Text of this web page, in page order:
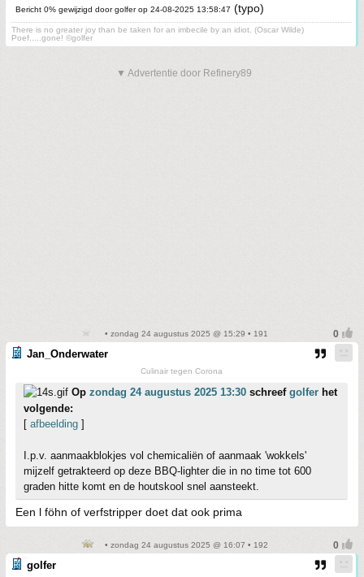
Bericht 0% gewijzigd door golfer op 24-08-2025 13:58:47 (typo)
There is no greater joy than be taken for an imbecile by an idiot. (Oscar Wilde)
Poef.....gone! ©golfer
▼ Advertentie door Refinery89
• zondag 24 augustus 2025 @ 15:29 • 191
Jan_Onderwater
Culinair tegen Corona
Op zondag 24 augustus 2025 13:30 schreef golfer het
volgende:
[ afbeelding ]
I.p.v. aanmaakblokjes vol chemicaliën of aanmaak 'wokkels'
mijzelf getrakteerd op deze BBQ-lighter die in no time tot 600
graden hitte komt en de houtskool snel aansteekt.
Een l föhn of verfstripper doet dat ook prima
• zondag 24 augustus 2025 @ 16:07 • 192
golfer